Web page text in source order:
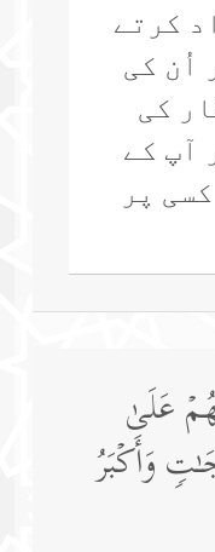
کرتے
اُن کی
کی
آپ کے
پر
عَلَىٰ
وَأَكۡبَرُ